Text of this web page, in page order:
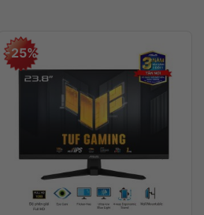
-25%